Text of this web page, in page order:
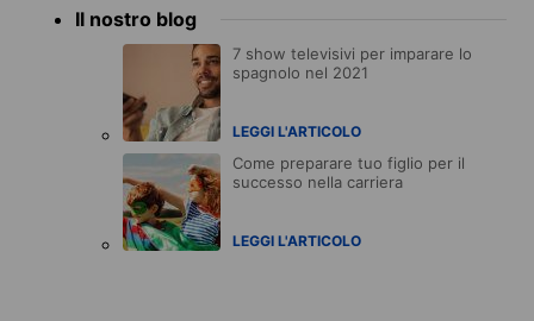
Il nostro blog
7 show televisivi per imparare lo
spagnolo nel 2021
LEGGI L'ARTICOLO
Come preparare tuo figlio per il
successo nella carriera
LEGGI L'ARTICOLO